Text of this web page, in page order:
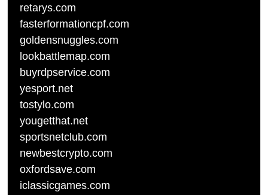
retarys.com
fasterformationcpf.com
goldensnuggles.com
lookbattlemap.com
buyrdpservice.com
yesport.net
tostylo.com
yougetthat.net
sportsnetclub.com
newbestcrypto.com
oxfordsave.com
iclassicgames.com